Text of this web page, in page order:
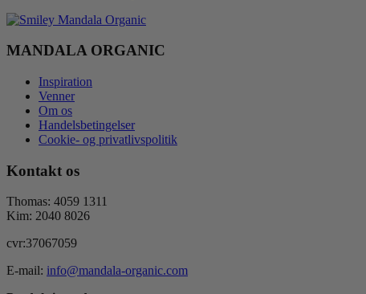
MANDALA ORGANIC
Inspiration
Venner
Om os
Handelsbetingelser
Cookie- og privatlivspolitik
Kontakt os
Thomas: 4059 1311
Kim: 2040 8026
cvr:37067059
E-mail: info@mandala-organic.com